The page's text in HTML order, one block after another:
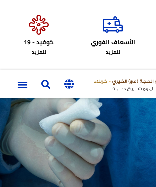
الأسعاف الفوري
للمزيد
كوفيد - 19
للمزيد